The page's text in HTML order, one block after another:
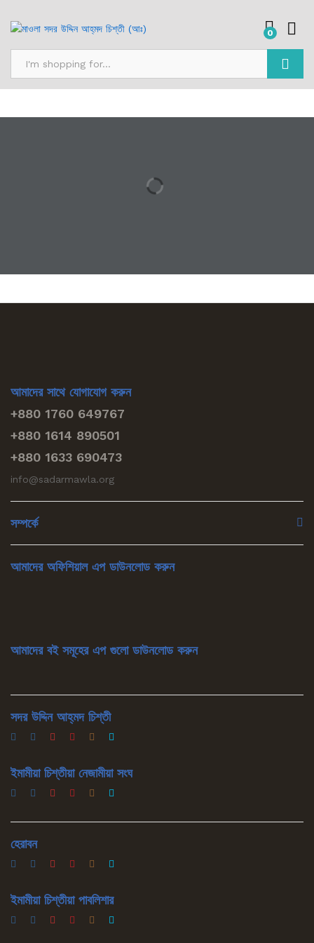
0
আমাদের সাথে যোগাযোগ করুন
+880 1760 649767
+880 1614 890501
+880 1633 690473
info@sadarmawla.org
সম্পর্কে
আমাদের অফিশিয়াল এপ ডাউনলোড করুন
আমাদের বই সমূহের এপ গুলো ডাউনলোড করুন
সদর উদ্দিন আহ্‌মদ চিশ্‌তী
ইমামীয়া চিশ্‌তীয়া নেজামীয়া সংঘ
হেরাবন
ইমামীয়া চিশ্‌তীয়া পাবলিশার